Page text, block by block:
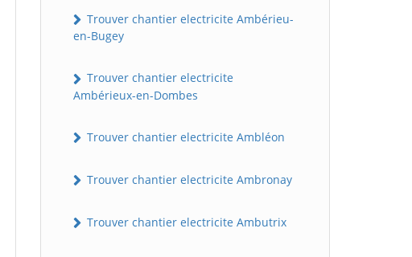
Trouver chantier electricite Ambérieu-
en-Bugey
Trouver chantier electricite
Ambérieux-en-Dombes
Trouver chantier electricite Ambléon
Trouver chantier electricite Ambronay
Trouver chantier electricite Ambutrix